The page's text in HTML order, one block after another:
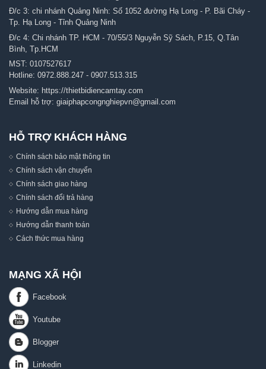
Đ/c 3: chi nhánh Quảng Ninh: Số 1052 đường Hạ Long - P. Bãi Cháy -
Tp. Hạ Long - Tỉnh Quảng Ninh
Đ/c 4: Chi nhánh TP. HCM - 70/55/3 Nguyễn Sỹ Sách, P.15, Q.Tân
Bình, Tp.HCM
MST: 0107527617
Hotline: 0972.888.247 - 0907.513.315
Website: https://thietbidiencamtay.com
Email hỗ trợ: giaiphapcongnghiepvn@gmail.com
HỖ TRỢ KHÁCH HÀNG
Chính sách bảo mật thông tin
Chính sách vận chuyển
Chính sách giao hàng
Chính sách đổi trả hàng
Hướng dẫn mua hàng
Hướng dẫn thanh toán
Cách thức mua hàng
MẠNG XÃ HỘI